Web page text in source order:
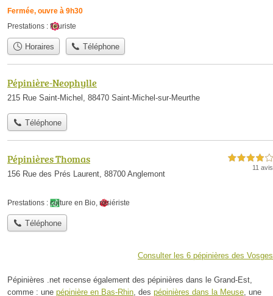
Fermée, ouvre à 9h30
Prestations : fleuriste
Horaires Téléphone
Pépinière-Neophylle
215 Rue Saint-Michel, 88470 Saint-Michel-sur-Meurthe
Téléphone
Pépinières Thomas
156 Rue des Prés Laurent, 88700 Anglemont
4,0 étoiles sur 5
11 avis
Prestations : culture en Bio rosiériste
Téléphone
Consulter les 6 pépinières des Vosges
Pépinières .net recense également des pépinières dans le Grand-Est,
comme : une pépinière en Bas-Rhin, des pépinières dans la Meuse, une